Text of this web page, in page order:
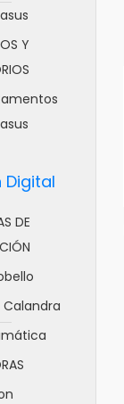
Y
Digital
DE
Calandra